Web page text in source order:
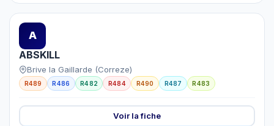
A
ABSKILL
Brive la Gaillarde (Correze)
R489 R486 R482 R484 R490 R487 R483
Voir la fiche